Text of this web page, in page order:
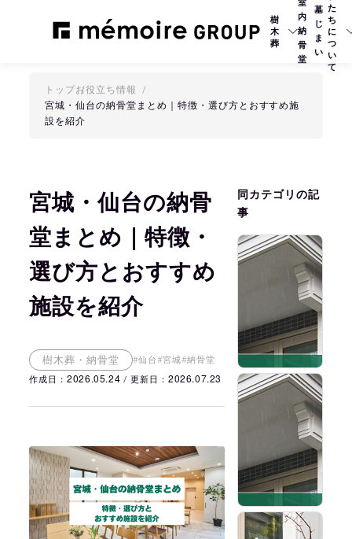
樹
木
葬
室
内
納
骨
堂
墓
じ
ま
い
た
ち
に
つ
い
て
トップお役立ち情報
宮城・仙台の納骨堂まとめ｜特徴・選び方とおすすめ施
設を紹介
宮城・仙台の納骨
堂まとめ｜特徴・
選び方とおすすめ
施設を紹介
樹木葬・納骨堂 #仙台#宮城#納骨堂
作成日：2026.05.24 / 更新日： 2026.07.23
同カテゴリの記
事